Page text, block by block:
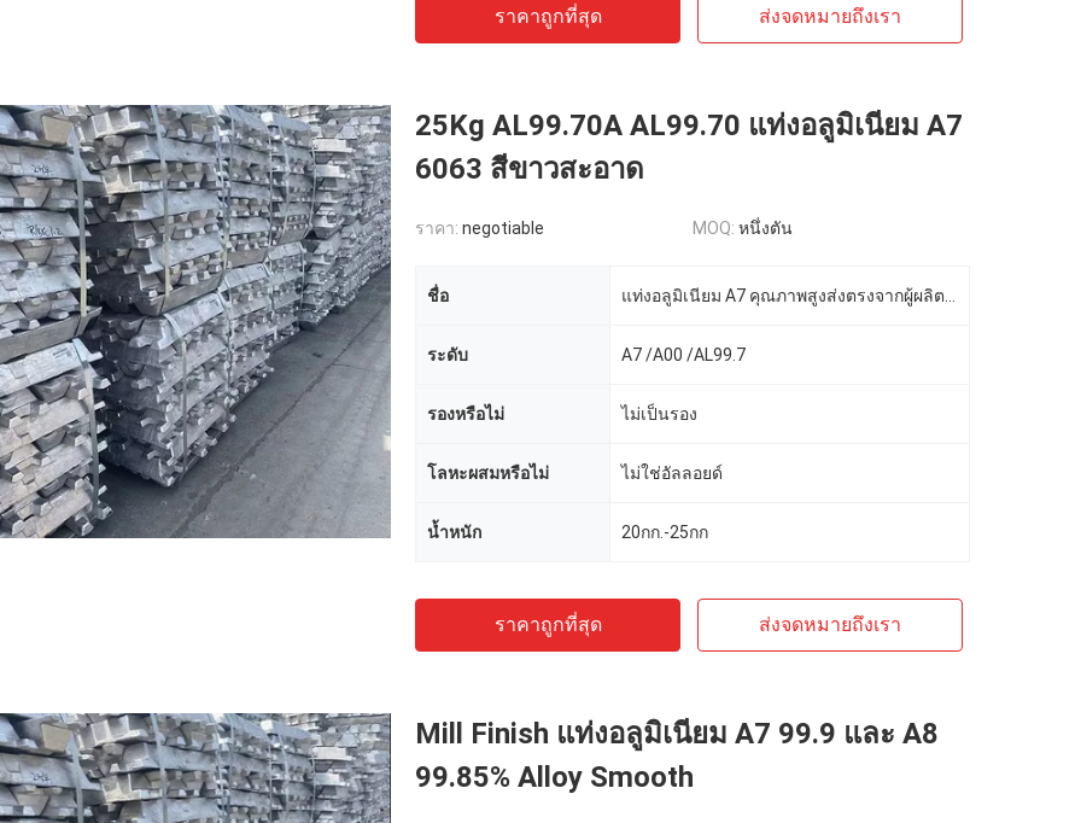
ราคาถูกที่สุด ส่งจดหมายถึงเรา
25Kg AL99.70A AL99.70 แท่งอลูมิเนียม A7
6063 สีขาวสะอาด
ราคา: negotiable MOQ: หนึ่งตัน
ชื่อ
ระดับ A7 /A00 /AL99.7
รองหรือไม่ ไม่เป็นรอง
โลหะผสมหรือไม่ ไม่ใช่อัลลอยด์
น้ำหนัก 20กก.-25กก
ราคาถูกที่สุด ส่งจดหมายถึงเรา
Mill Finish แท่งอลูมิเนียม A7 99.9 และ A8
99.85% Alloy Smooth